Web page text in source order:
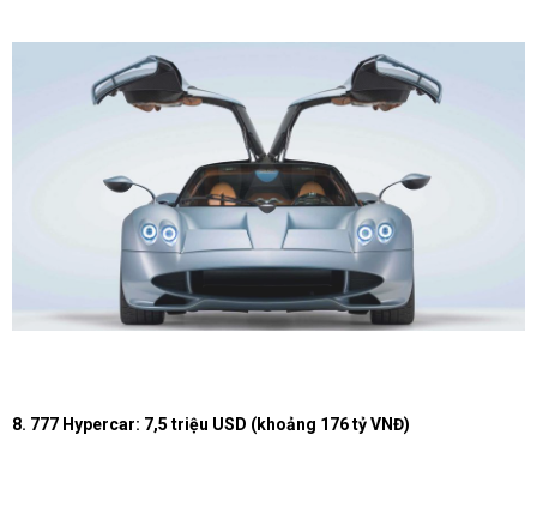
8. 777 Hypercar: 7,5 triệu USD (khoảng 176 tỷ VNĐ)